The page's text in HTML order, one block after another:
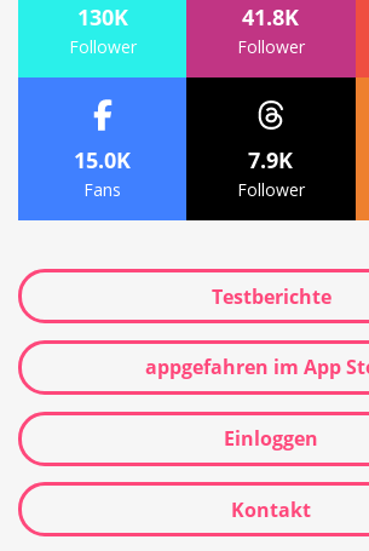
130K
Follower
41.8K
Follower
15.0K
Fans
7.9K
Follower
Testberichte
appgefahren im App
Einloggen
Kontakt